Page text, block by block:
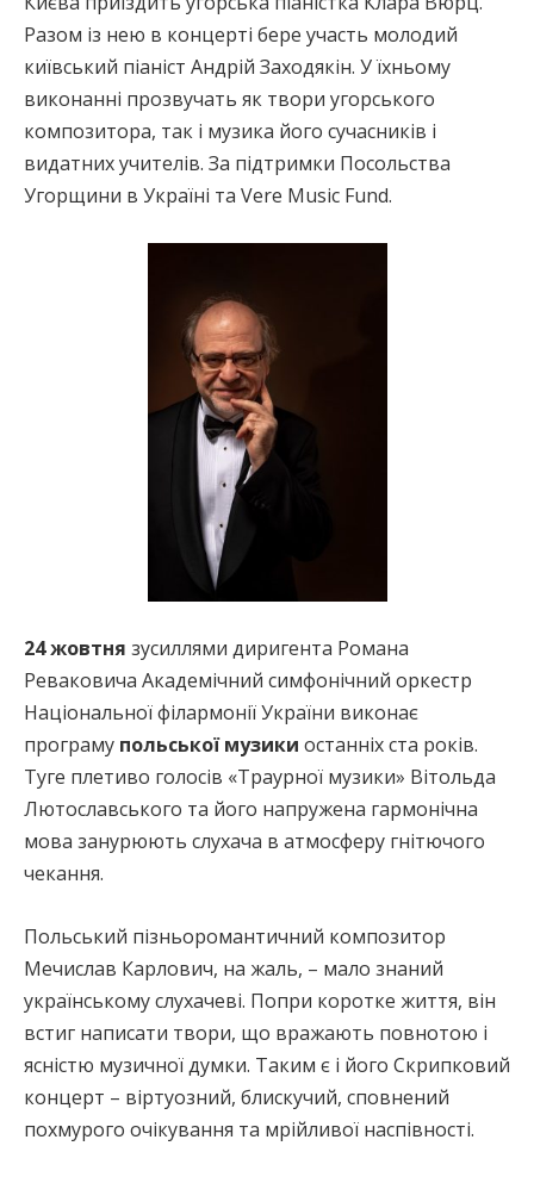
Разом із нею в концерті бере участь молодий
київський піаніст Андрій Заходякін. У їхньому
виконанні прозвучать як твори угорського
композитора, так і музика його сучасників і
видатних учителів. За підтримки Посольства
Угорщини в Україні та Vere Music Fund.
24 жовтня зусиллями диригента Романа
Реваковича Академічний симфонічний оркестр
Національної філармонії України виконає
програму польської музики останніх ста років.
Туге плетиво голосів «Траурної музики» Вітольда
Лютославського та його напружена гармонічна
мова занурюють слухача в атмосферу гнітючого
чекання.
Польський пізньоромантичний композитор
Мечислав Карлович, на жаль, – мало знаний
українському слухачеві. Попри коротке життя, він
встиг написати твори, що вражають повнотою і
ясністю музичної думки. Таким є і його Скрипковий
концерт – віртуозний, блискучий, сповнений
похмурого очікування та мрійливої наспівності.